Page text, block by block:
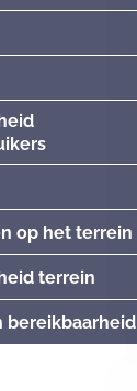
op het terrein
terrein
bereikbaarheid